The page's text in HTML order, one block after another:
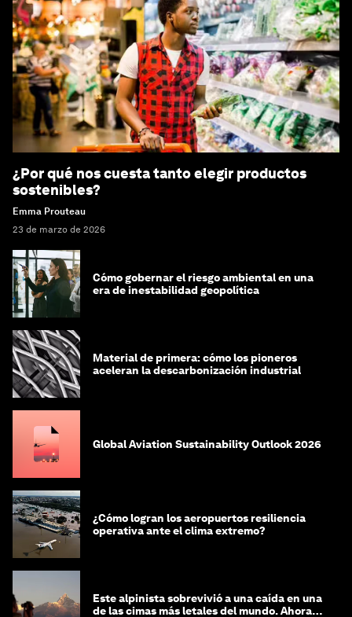
¿Por qué nos cuesta tanto elegir productos
sostenibles?
Emma Prouteau
23 de marzo de 2026
Cómo gobernar el riesgo ambiental en una
era de inestabilidad geopolítica
Material de primera: cómo los pioneros
aceleran la descarbonización industrial
Global Aviation Sustainability Outlook 2026
¿Cómo logran los aeropuertos resiliencia
operativa ante el clima extremo?
Este alpinista sobrevivió a una caída en una
de las cimas más letales del mundo. Ahora